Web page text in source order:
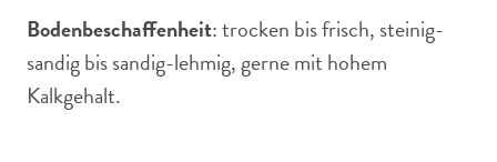
Bodenbeschaffenheit: trocken bis frisch, steinig-
sandig bis sandig-lehmig, gerne mit hohem
Kalkgehalt.